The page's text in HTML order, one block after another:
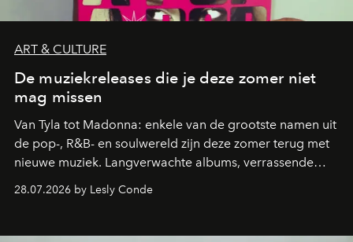
ART & CULTURE
De muziekreleases die je deze zomer niet
mag missen
Van Tyla tot Madonna: enkele van de grootste namen uit
de pop-, R&B- en soulwereld zijn deze zomer terug met
nieuwe muziek. Langverwachte albums, verrassende
de releases die je niet mag missen.
28.07.2026 by Lesly Conde